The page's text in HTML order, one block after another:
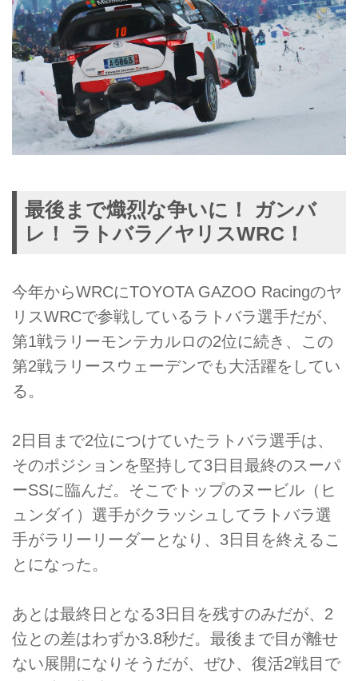
最後まで熾烈な争いに！ ガンバ
レ！ ラトバラ／ヤリスWRC！
今年からWRCにTOYOTA GAZOO Racingのヤ
リスWRCで参戦しているラトバラ選手だが、
第1戦ラリーモンテカルロの2位に続き、この
第2戦ラリースウェーデンでも大活躍をしてい
る。
2日目まで2位につけていたラトバラ選手は、
そのポジションを堅持して3日目最終のスーパ
ーSSに臨んだ。そこでトップのヌービル（ヒ
ュンダイ）選手がクラッシュしてラトバラ選
手がラリーリーダーとなり、3日目を終えるこ
とになった。
あとは最終日となる3日目を残すのみだが、2
位との差はわずか3.8秒だ。最後まで目が離せ
ない展開になりそうだが、ぜひ、復活2戦目で